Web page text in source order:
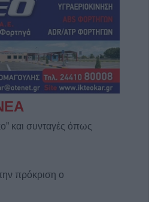
και συνταγές όπως
πρόκριση ο